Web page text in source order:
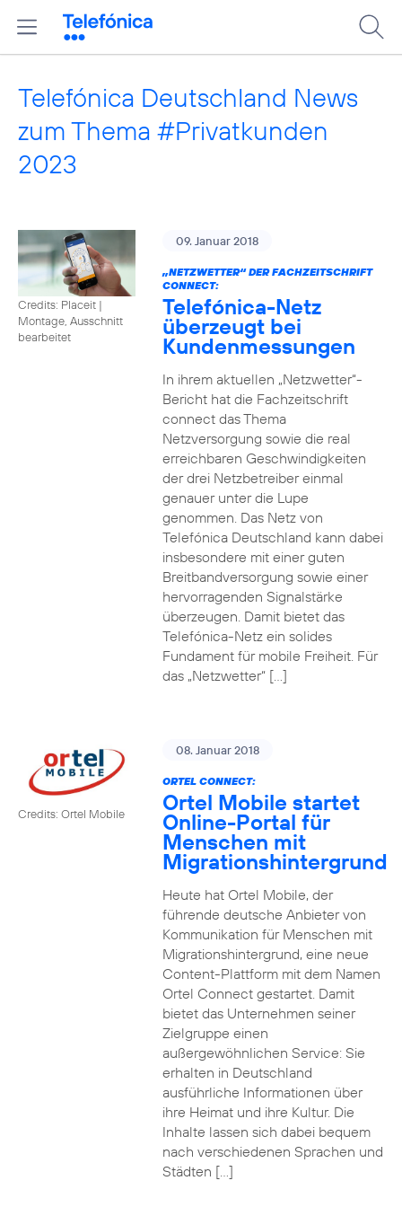
Telefónica Deutschland News
zum Thema #Privatkunden
2023
Credits: Placeit |
Montage, Ausschnitt
bearbeitet
09. Januar 2018
„NETZWETTER“ DER FACHZEITSCHRIFT
CONNECT:
Telefónica-Netz
überzeugt bei
Kundenmessungen
In ihrem aktuellen „Netzwetter“-
Bericht hat die Fachzeitschrift
connect das Thema
Netzversorgung sowie die real
erreichbaren Geschwindigkeiten
der drei Netzbetreiber einmal
genauer unter die Lupe
genommen. Das Netz von
Telefónica Deutschland kann dabei
insbesondere mit einer guten
Breitbandversorgung sowie einer
hervorragenden Signalstärke
überzeugen. Damit bietet das
Telefónica-Netz ein solides
Fundament für mobile Freiheit. Für
das „Netzwetter“ […]
Credits: Ortel Mobile
08. Januar 2018
ORTEL CONNECT:
Ortel Mobile startet
Online-Portal für
Menschen mit
Migrationshintergrund
Heute hat Ortel Mobile, der
führende deutsche Anbieter von
Kommunikation für Menschen mit
Migrationshintergrund, eine neue
Content-Plattform mit dem Namen
Ortel Connect gestartet. Damit
bietet das Unternehmen seiner
Zielgruppe einen
außergewöhnlichen Service: Sie
erhalten in Deutschland
ausführliche Informationen über
ihre Heimat und ihre Kultur. Die
Inhalte lassen sich dabei bequem
nach verschiedenen Sprachen und
Städten […]